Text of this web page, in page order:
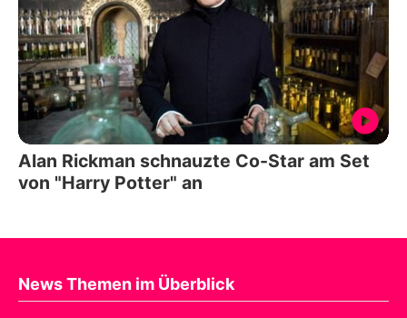
Alan Rickman schnauzte Co-Star am Set
von "Harry Potter" an
News Themen im Überblick